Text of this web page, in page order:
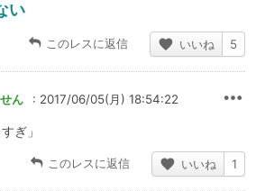
い
このレスに返信 いいね 5
ん : 2017/06/05(月) 18:54:22
ぎ」
このレスに返信 いいね 1